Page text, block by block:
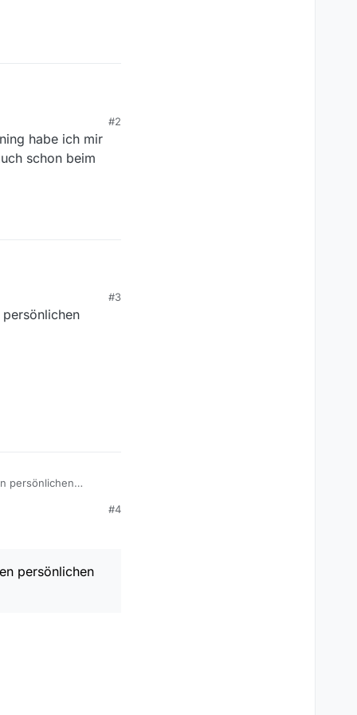
)
und nochmal
#2
habe ich mir
schon beim
)
kostet.
ab?
#3
persönlichen
#4
persönlichen